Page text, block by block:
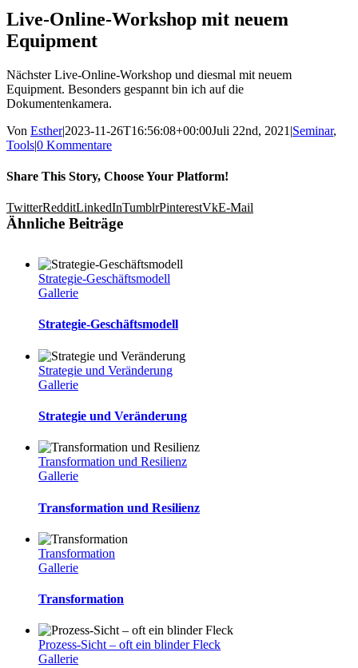
Live-Online-Workshop mit neuem
Equipment
Nächster Live-Online-Workshop und diesmal mit neuem
Equipment. Besonders gespannt bin ich auf die
Dokumentenkamera.
Von Esther|2023-11-26T16:56:08+00:00Juli 22nd, 2021 |Seminar,
Tools|0 Kommentare
Share This Story, Choose Your Platform!
TwitterRedditLinkedInTumblrPinterestVkE-Mail
Ähnliche Beiträge
Strategie-Geschäftsmodell
Gallerie
Strategie-Geschäftsmodell
Strategie und Veränderung
Gallerie
Strategie und Veränderung
Transformation und Resilienz
Gallerie
Transformation und Resilienz
Transformation
Gallerie
Transformation
Prozess-Sicht – oft ein blinder Fleck
Gallerie